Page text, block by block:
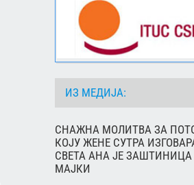
ИЗ МЕДИЈА:
СНАЖНА МОЛИТВА ЗА
КОЈУ ЖЕНЕ СУТРА
СВЕТА АНА ЈЕ
МАЈКИ